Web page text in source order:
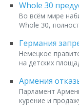
Whole 30
Во всём мире
Whole 30,
Германия
Немецкое
на детских
Армения
Парламент
курение и